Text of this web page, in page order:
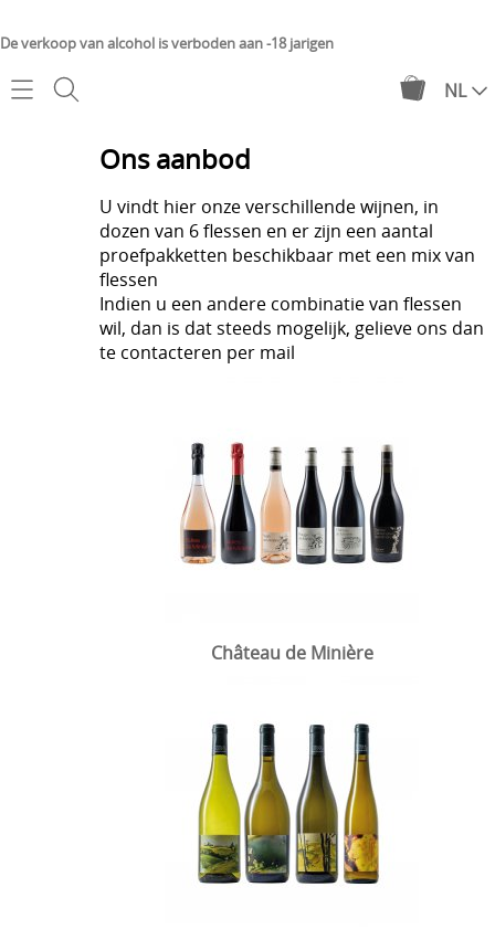
De verkoop van alcohol is verboden aan -18 jarigen
NL
Château de Minière
Château de Suronde
Proefpakket
Mijn account
Ons aanbod
U vindt hier onze verschillende wijnen, in
dozen van 6 flessen en er zijn een aantal
proefpakketten beschikbaar met een mix van
flessen
Indien u een andere combinatie van flessen
wil, dan is dat steeds mogelijk, gelieve ons dan
te contacteren per mail
Château de Minière